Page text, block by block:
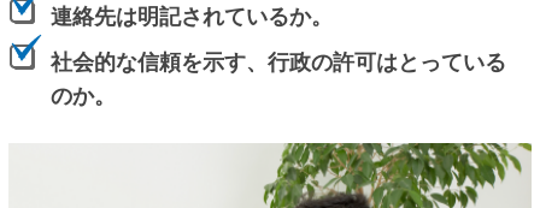
連絡先は明記されているか。
社会的な信頼を示す、行政の許可はとっている
のか。